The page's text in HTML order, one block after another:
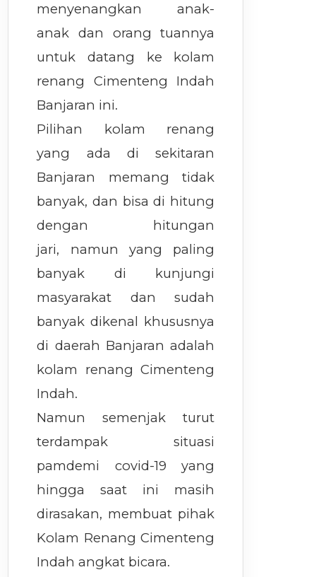
menyenangkan anak-
anak dan orang tuannya
untuk datang ke kolam
renang Cimenteng Indah
Banjaran ini.
Pilihan kolam renang
yang ada di sekitaran
Banjaran memang tidak
banyak, dan bisa di hitung
dengan hitungan
jari, namun yang paling
banyak di kunjungi
masyarakat dan sudah
banyak dikenal khususnya
di daerah Banjaran adalah
kolam renang Cimenteng
Indah.
Namun semenjak turut
terdampak situasi
pamdemi covid-19 yang
hingga saat ini masih
dirasakan, membuat pihak
Kolam Renang Cimenteng
Indah angkat bicara.